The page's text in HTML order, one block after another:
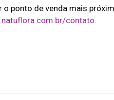
ponto de venda mais
contato.